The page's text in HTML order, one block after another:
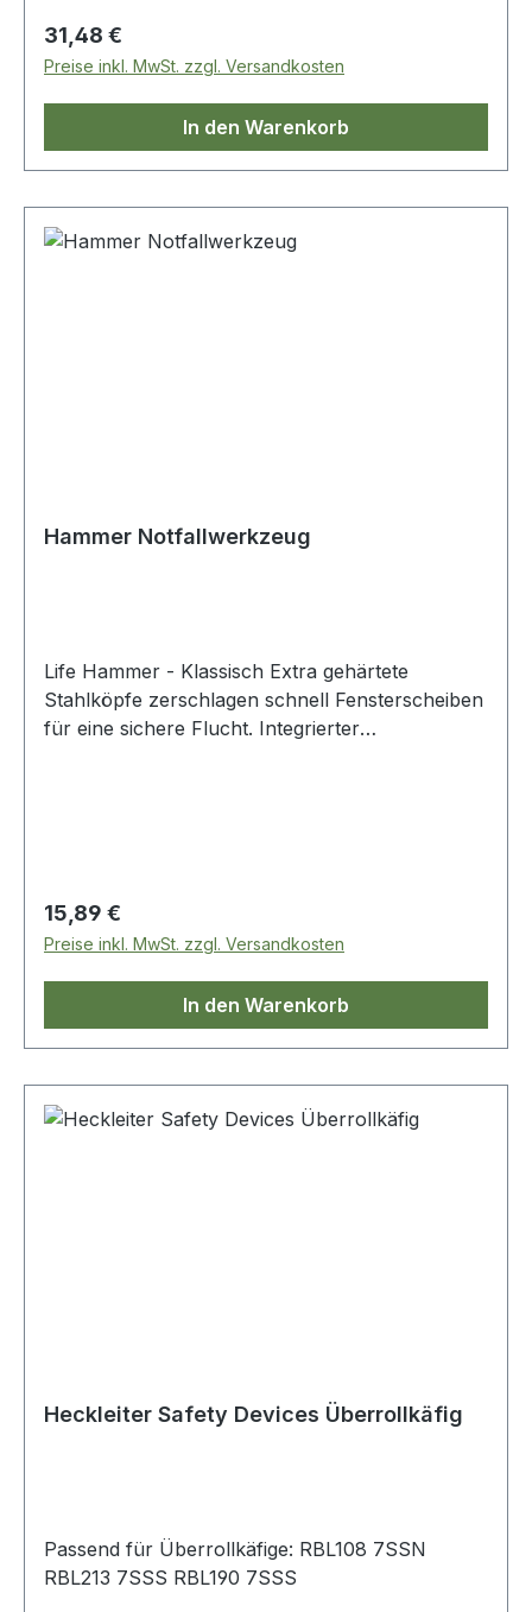
Regulärer Preis:
31,48 €
Preise inkl. MwSt. zzgl. Versandkosten
In den Warenkorb
Hammer Notfallwerkzeug
Life Hammer - Klassisch Extra gehärtete
Stahlköpfe zerschlagen schnell Fensterscheiben
für eine sichere Flucht. Integrierter
Regulärer Preis:
15,89 €
Preise inkl. MwSt. zzgl. Versandkosten
In den Warenkorb
Heckleiter Safety Devices Überrollkäfig
Passend für Überrollkäfige: RBL108 7SSN